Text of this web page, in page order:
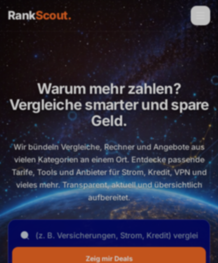
RankScout.
Warum mehr zahlen?
Vergleiche smarter und spare
Geld.
Wir bündeln Vergleiche, Rechner und Angebote aus
vielen Kategorien an einem Ort. Entdecke passende
Tarife, Tools und Anbieter für Strom, Kredit, VPN und
vieles mehr. Transparent, aktuell und übersichtlich
aufbereitet.
Zeig mir Deals